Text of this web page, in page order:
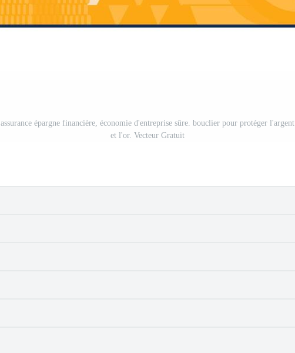
assurance épargne financière, économie d'entreprise sûre. bouclier pour protéger l'argent
et l'or. Vecteur Gratuit